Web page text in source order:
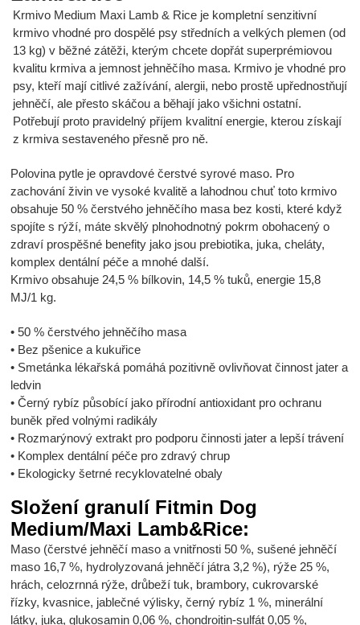
Krmivo Medium Maxi Lamb & Rice je kompletní senzitivní
krmivo vhodné pro dospělé psy středních a velkých plemen (od
13 kg) v běžné zátěži, kterým chcete dopřát superprémiovou
kvalitu krmiva a jemnost jehněčího masa. Krmivo je vhodné pro
psy, kteří mají citlivé zažívání, alergii, nebo prostě upřednostňují
jehněčí, ale přesto skáčou a běhají jako všichni ostatní.
Potřebují proto pravidelný příjem kvalitní energie, kterou získají
z krmiva sestaveného přesně pro ně.
Polovina pytle je opravdové čerstvé syrové maso. Pro
zachování živin ve vysoké kvalitě a lahodnou chuť toto krmivo
obsahuje 50 % čerstvého jehněčího masa bez kosti, které když
spojíte s rýží, máte skvělý plnohodnotný pokrm obohacený o
zdraví prospěšné benefity jako jsou prebiotika, juka, cheláty,
komplex dentální péče a mnohé další.
Krmivo obsahuje 24,5 % bílkovin, 14,5 % tuků, energie 15,8
MJ/1 kg.
• 50 % čerstvého jehněčího masa
• Bez pšenice a kukuřice
• Smetánka lékařská pomáhá pozitivně ovlivňovat činnost jater a
ledvin
• Černý rybíz působící jako přírodní antioxidant pro ochranu
buněk před volnými radikály
• Rozmarýnový extrakt pro podporu činnosti jater a lepší trávení
• Komplex dentální péče pro zdravý chrup
• Ekologicky šetrné recyklovatelné obaly
Složenígranulí Fitmin Dog
Medium/Maxi Lamb&Rice:
Maso (čerstvé jehněčí maso a vnitřnosti 50 %, sušené jehněčí
maso 16,7 %, hydrolyzovaná jehněčí játra 3,2 %), rýže 25 %,
hrách, celozrnná rýže, drůbeží tuk, brambory, cukrovarské
řízky, kvasnice, jablečné výlisky, černý rybíz 1 %, minerální
látky, juka, glukosamin 0,06 %, chondroitin-sulfát 0,05 %,